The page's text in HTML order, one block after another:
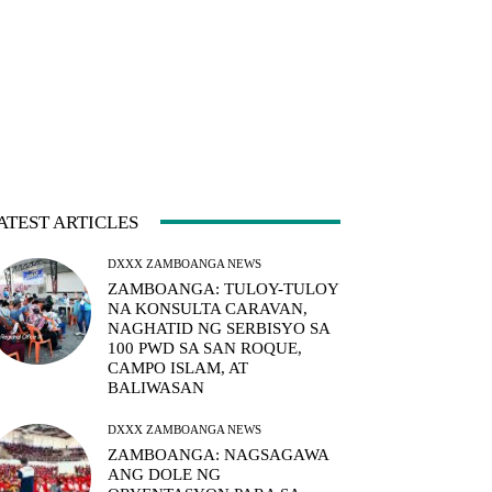
ARTICLES
DXXX ZAMBOANGA NEWS
ZAMBOANGA: TULOY-TULOY
NA KONSULTA CARAVAN,
NAGHATID NG SERBISYO SA
100 PWD SA SAN ROQUE,
CAMPO ISLAM, AT
BALIWASAN
DXXX ZAMBOANGA NEWS
ZAMBOANGA: NAGSAGAWA
ANG DOLE NG